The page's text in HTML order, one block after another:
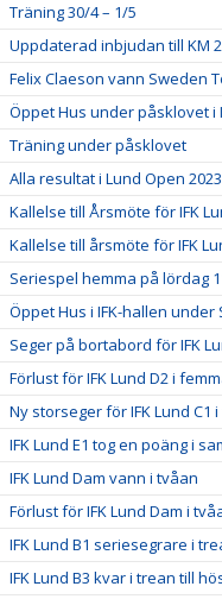
Träning 30/4 – 1/5
Uppdaterad inbjudan till KM
Felix Claeson vann Sweden
Öppet Hus under påsklovet i
Träning under påsklovet
Alla resultat i Lund Open 2023
Kallelse till Årsmöte för IFK
Kallelse till årsmöte för IFK
Seriespel hemma på lördag
Öppet Hus i IFK-hallen under
Seger på bortabord för IFK
Förlust för IFK Lund D2 i
Ny storseger för IFK Lund C1
IFK Lund E1 tog en poäng i
IFK Lund Dam vann i tvåan
Förlust för IFK Lund Dam i
IFK Lund B1 seriesegrare i
IFK Lund B3 kvar i trean till